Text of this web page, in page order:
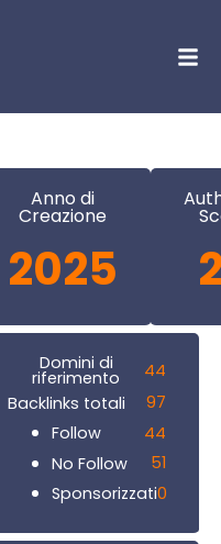
Anno di
Creazione
2025
Domini di
riferimento
44
Backlinks totali
97
Follow
44
No Follow
51
Sponsorizzati0